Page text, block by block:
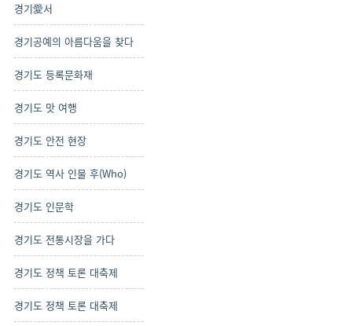
경기愛서
경기공예의 아름다움을 찾다
경기도 등록문화재
경기도 맛 여행
경기도 안전 현장
경기도 역사 인물 후(Who)
경기도 인문학
경기도 전통시장을 가다
경기도 정책 토론 대축제
경기도 정책 토론 대축제